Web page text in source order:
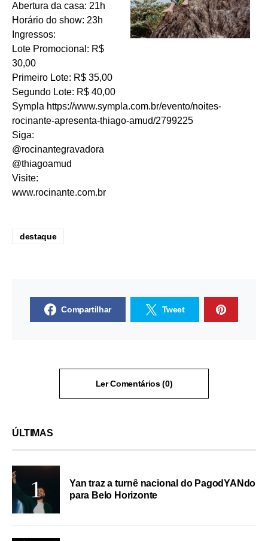
Abertura da casa: 21h
Horário do show: 23h
Ingressos:
Lote Promocional: R$
30,00
Primeiro Lote: R$ 35,00
Segundo Lote: R$ 40,00
Sympla https://www.sympla.com.br/evento/noites-
rocinante-apresenta-thiago-amud/2799225
Siga:
@rocinantegravadora
@thiagoamud
Visite:
www.rocinante.com.br
destaque
Compartilhar Tweet
Ler Comentários (0)
ÚLTIMAS
Yan traz a turnê nacional do PagodYANdo
para Belo Horizonte